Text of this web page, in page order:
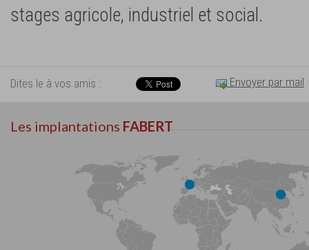
stages agricole, industriel et social.
Dites le à vos amis : Envoyer par mail
Les implantations FABERT